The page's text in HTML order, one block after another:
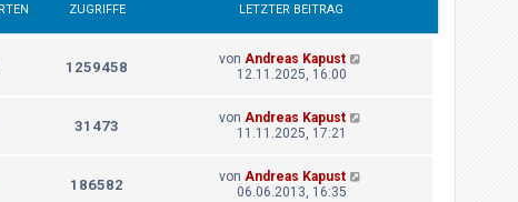
ZUGRIFFE LETZTER BEITRAG
1259458 vonAndreas Kapust
12.11.2025, 16:00
31473 vonAndreas Kapust
11.11.2025, 17:21
186582 vonAndreas Kapust
06.06.2013, 16:35